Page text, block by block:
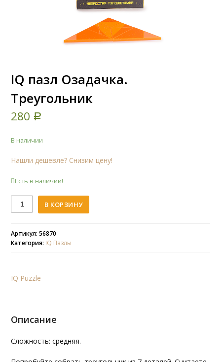
IQ пазл Озадачка.
Треугольник
280 Р
В наличии
Нашли дешевле? Снизим цену!
Есть в наличии!
Количество
IQ
Озадачка.
Треугольник
В КОРЗИНУ
Артикул: 56870
Категория: IQ Пазлы
IQ Puzzle
Описание
Сложность: средняя.